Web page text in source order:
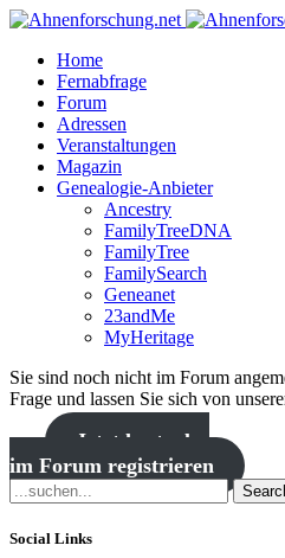
Home
Fernabfrage
Forum
Adressen
Veranstaltungen
Magazin
Genealogie-Anbieter
Ancestry
FamilyTreeDNA
FamilyTree
FamilySearch
Geneanet
23andMe
MyHeritage
Sie sind noch nicht im Forum
Frage und lassen Sie sich von
Jetzt kostenlos
im Forum registrieren
Social Links